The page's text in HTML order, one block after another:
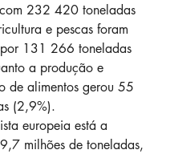
232 420 toneladas
e pescas foram
por 131 266 toneladas
a produção e
de alimentos gerou 55
(2,9%).
europeia está a
milhões de toneladas,